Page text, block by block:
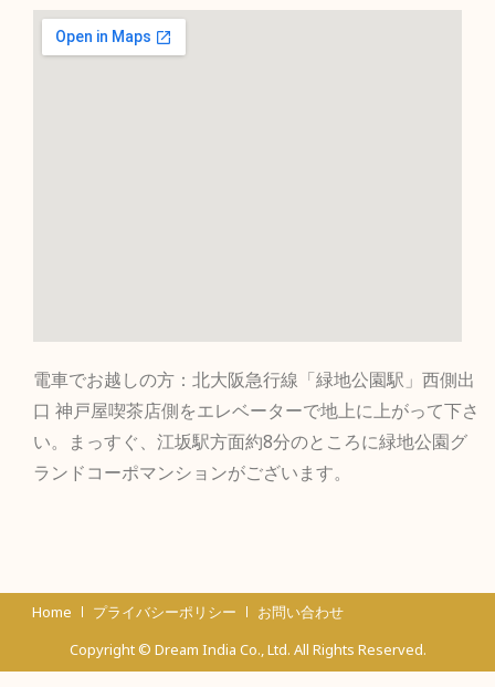
電車でお越しの方：北大阪急行線「緑地公園駅」西側出
口 神戸屋喫茶店側をエレベーターで地上に上がって下さ
い。まっすぐ、江坂駅方面約8分のところに緑地公園グ
ランドコーポマンションがございます。
Home プライバシーポリシー
お問い合わせ
Copyright © Dream India Co., Ltd. All Rights Reserved.